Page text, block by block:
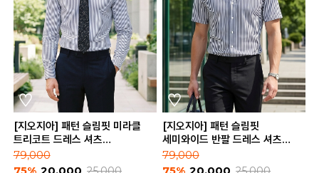
[지오지아] 패턴 슬림핏 미라클
트리코트 드레스 셔츠
(AEE5WD1103_B)
79,000
[지오지아] 패턴 슬림핏
세미와이드 반팔 드레스 셔츠
(AEE5WD1201_B)
79,000